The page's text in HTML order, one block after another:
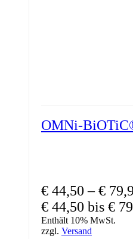
OMNi-
€ 44,50 –€
€ 44,50 bis €
Enthält 10% MwSt.
zzgl. Versand